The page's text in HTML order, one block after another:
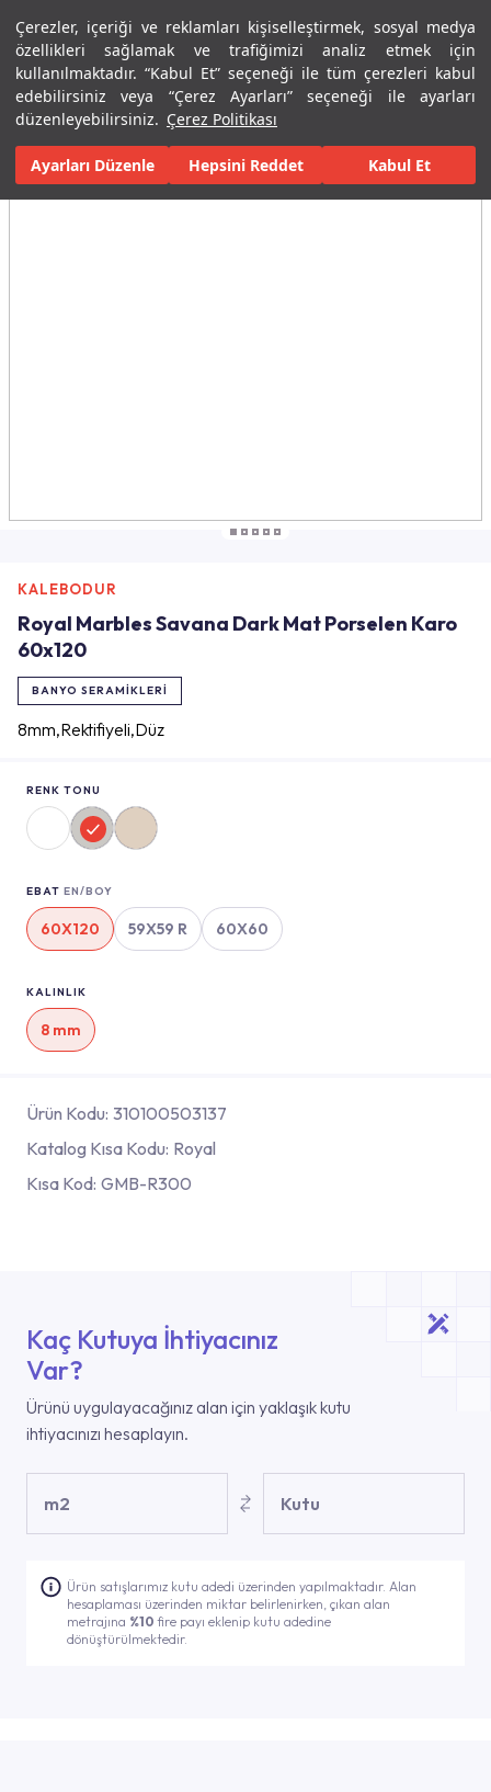
Çerezler, içeriği ve reklamları kişiselleştirmek, sosyal medya
özellikleri sağlamak ve trafiğimizi analiz etmek için
kullanılmaktadır. “Kabul Et” seçeneği ile tüm çerezleri kabul
edebilirsiniz veya “Çerez Ayarları” seçeneği ile ayarları
düzenleyebilirsiniz. Çerez Politikası
Ayarları Düzenle Hepsini Reddet Kabul Et
Menü Menü
Ana Sayfa Karolar Konut İçi Alanlar Banyo Seramikleri
Tüm Görseller(19)
KALEBODUR
Royal Marbles Savana Dark Mat Porselen Karo
60x120
BANYO SERAMIKLERI
8mm,Rektifiyeli,Düz
RENK TONU
EBAT EN/BOY
60X120 59X59 R 60X60
KALINLIK
8 mm
Ürün Kodu: 310100503137
Katalog Kısa Kodu: Royal
Kısa Kod: GMB-R300
Kaç Kutuya İhtiyacınız
Var?
Ürünü uygulayacağınız alan için yaklaşık kutu
ihtiyacınızı hesaplayın.
m2 Kutu
Ürün satışlarımız kutu adedi üzerinden yapılmaktadır. Alan
hesaplaması üzerinden miktar belirlenirken, çıkan alan
metrajına %10fire payı eklenip kutu adedine
dönüştürülmektedir.